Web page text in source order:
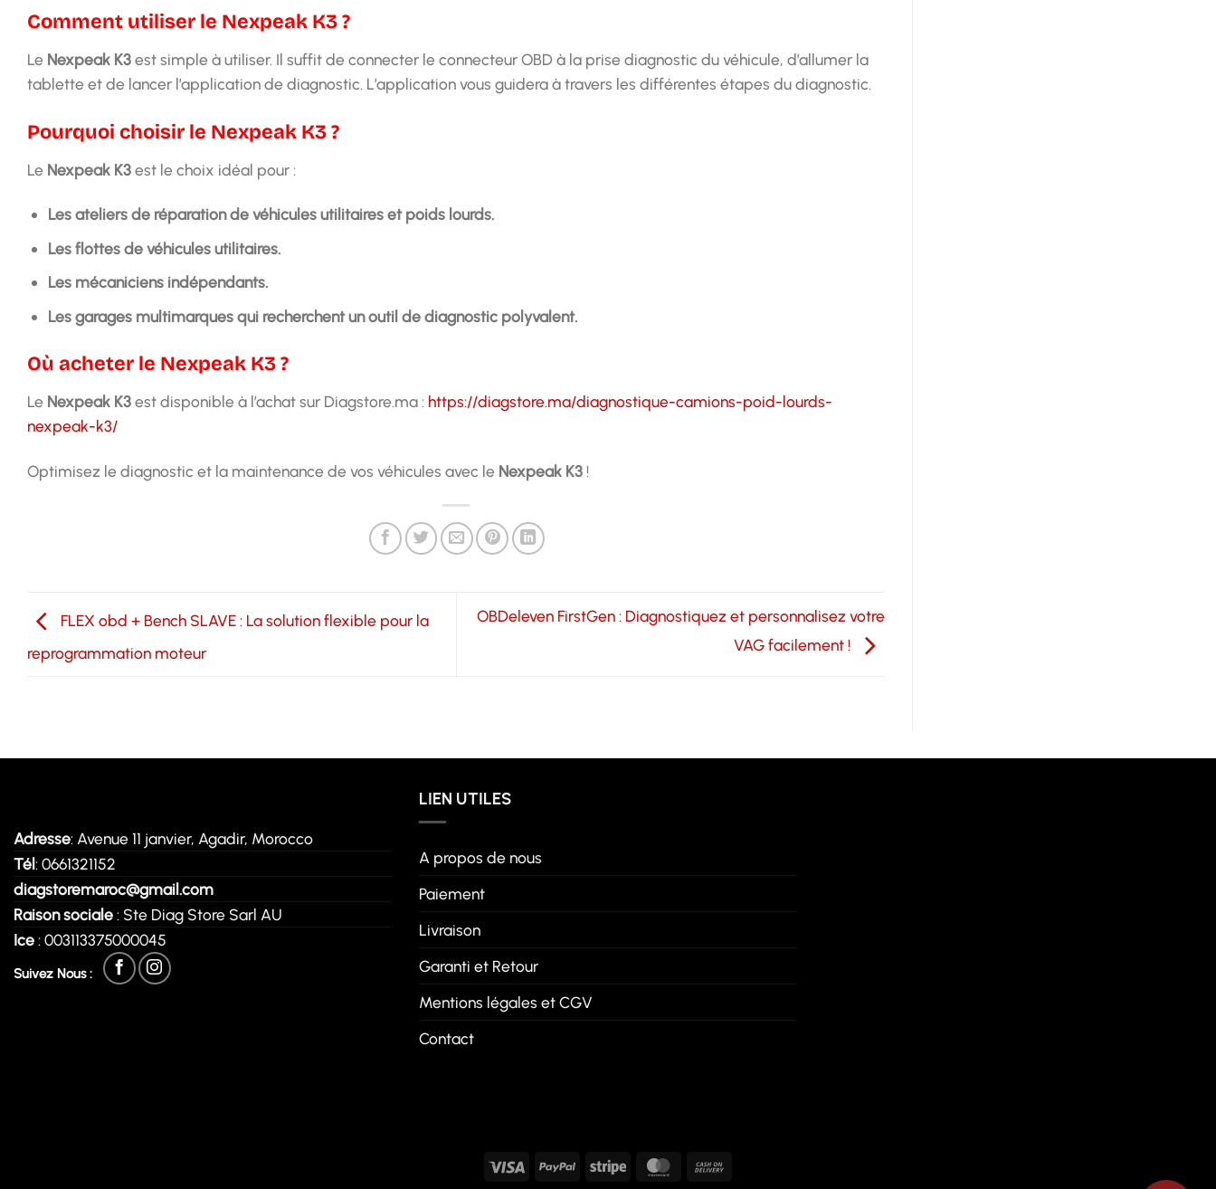
Comment utiliser le Nexpeak K3 ?
Le Nexpeak K3est simple à utiliser. Il suffit de connecter le connecteur OBD à la prise diagnostic du véhicule, d’allumer la
tablette et de lancer l’application de diagnostic. L’application vous guidera à travers les différentes étapes du diagnostic.
Pourquoi choisir le Nexpeak K3 ?
Le Nexpeak K3est le choix idéal pour :
Les ateliers de réparation de véhicules utilitaires et poids lourds.
Les flottes de véhicules utilitaires.
Les mécaniciens indépendants.
Les garages multimarques qui recherchent un outil de diagnostic polyvalent.
Où acheter le Nexpeak K3 ?
Le Nexpeak K3est disponible à l’achat sur Diagstore.ma : https://diagstore.ma/diagnostique-camions-poid-lourds-
nexpeak-k3/
Optimisez le diagnostic et la maintenance de vos véhicules avec le Nexpeak K3 !
FLEX obd + Bench SLAVE : La solution flexible pour la
reprogrammation moteur
OBDeleven FirstGen : Diagnostiquez et personnalisez votre
VAG facilement !
Adresse: Avenue 11 janvier, Agadir, Morocco
Tél: 0661321152
diagstoremaroc@gmail.com
Raison sociale: Ste Diag Store Sarl AU
Ice: 003113375000045
Suivez Nous :
LIEN UTILES
A propos de nous
Paiement
Livraison
Garanti et Retour
Mentions légales et CGV
Contact
Visa PayPal Stripe MasterCard